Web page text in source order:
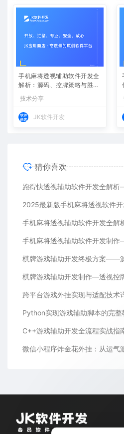
手机麻将透视辅助软件开发全
解析：源码、控牌策略与胜率
技术分享
JK软件开发
猜你喜欢
跨平台游戏外挂实现与适配技术
Python实现游戏辅助脚本的完整
C++游戏辅助开发全流程实战指